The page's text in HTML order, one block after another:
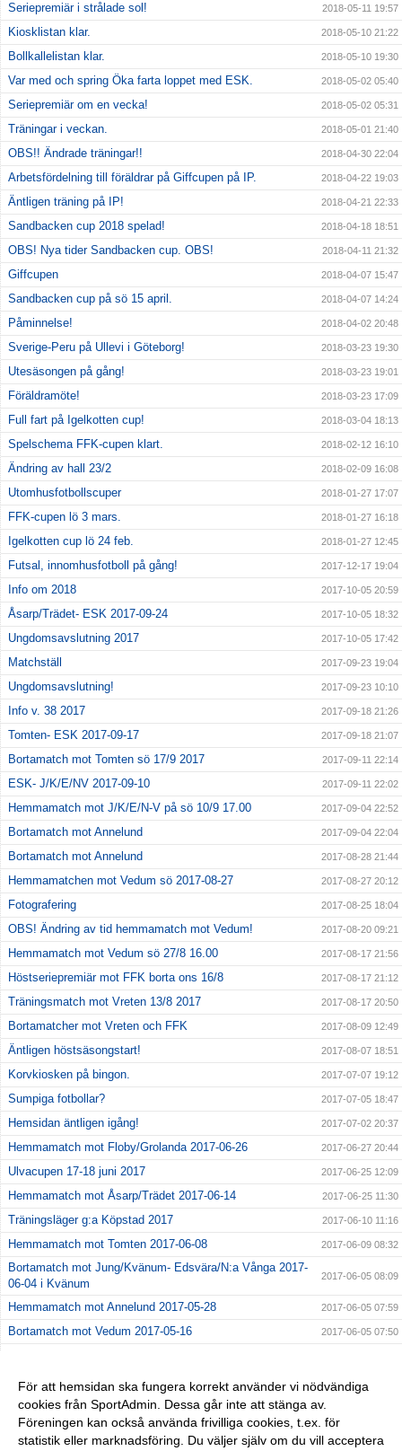
Seriepremiär i strålade sol! 2018-05-11 19:57
Kiosklistan klar. 2018-05-10 21:22
Bollkallelistan klar. 2018-05-10 19:30
Var med och spring Öka farta loppet med ESK. 2018-05-02 05:40
Seriepremiär om en vecka! 2018-05-02 05:31
Träningar i veckan. 2018-05-01 21:40
OBS!! Ändrade träningar!! 2018-04-30 22:04
Arbetsfördelning till föräldrar på Giffcupen på IP. 2018-04-22 19:03
Äntligen träning på IP! 2018-04-21 22:33
Sandbacken cup 2018 spelad! 2018-04-18 18:51
OBS! Nya tider Sandbacken cup. OBS! 2018-04-11 21:32
Giffcupen 2018-04-07 15:47
Sandbacken cup på sö 15 april. 2018-04-07 14:24
Påminnelse! 2018-04-02 20:48
Sverige-Peru på Ullevi i Göteborg! 2018-03-23 19:30
Utesäsongen på gång! 2018-03-23 19:01
Föräldramöte! 2018-03-23 17:09
Full fart på Igelkotten cup! 2018-03-04 18:13
Spelschema FFK-cupen klart. 2018-02-12 16:10
Ändring av hall 23/2 2018-02-09 16:08
Utomhusfotbollscuper 2018-01-27 17:07
FFK-cupen lö 3 mars. 2018-01-27 16:18
Igelkotten cup lö 24 feb. 2018-01-27 12:45
Futsal, innomhusfotboll på gång! 2017-12-17 19:04
Info om 2018 2017-10-05 20:59
Åsarp/Trädet- ESK 2017-09-24 2017-10-05 18:32
Ungdomsavslutning 2017 2017-10-05 17:42
Matchställ 2017-09-23 19:04
Ungdomsavslutning! 2017-09-23 10:10
Info v. 38 2017 2017-09-18 21:26
Tomten- ESK 2017-09-17 2017-09-18 21:07
Bortamatch mot Tomten sö 17/9 2017 2017-09-11 22:14
ESK- J/K/E/NV 2017-09-10 2017-09-11 22:02
Hemmamatch mot J/K/E/N-V på sö 10/9 17.00 2017-09-04 22:52
Bortamatch mot Annelund 2017-09-04 22:04
Bortamatch mot Annelund 2017-08-28 21:44
Hemmamatchen mot Vedum sö 2017-08-27 2017-08-27 20:12
Fotografering 2017-08-25 18:04
OBS! Ändring av tid hemmamatch mot Vedum! 2017-08-20 09:21
Hemmamatch mot Vedum sö 27/8 16.00 2017-08-17 21:56
Höstseriepremiär mot FFK borta ons 16/8 2017-08-17 21:12
Träningsmatch mot Vreten 13/8 2017 2017-08-17 20:50
Bortamatcher mot Vreten och FFK 2017-08-09 12:49
Äntligen höstsäsongstart! 2017-08-07 18:51
Korvkiosken på bingon. 2017-07-07 19:12
Sumpiga fotbollar? 2017-07-05 18:47
Hemsidan äntligen igång! 2017-07-02 20:37
Hemmamatch mot Floby/Grolanda 2017-06-26 2017-06-27 20:44
Ulvacupen 17-18 juni 2017 2017-06-25 12:09
Hemmamatch mot Åsarp/Trädet 2017-06-14 2017-06-25 11:30
Träningsläger g:a Köpstad 2017 2017-06-10 11:16
Hemmamatch mot Tomten 2017-06-08 2017-06-09 08:32
Bortamatch mot Jung/Kvänum- Edsvära/N:a Vånga 2017-
06-04 i Kvänum
2017-06-05 08:09
Hemmamatch mot Annelund 2017-05-28 2017-06-05 07:59
Bortamatch mot Vedum 2017-05-16 2017-06-05 07:50
Seriepremiär! 2017-05-03 i Grolanda 2017-06-05 07:27
Giffcupen 2017-04-29 2017-06-04 11:52
Sandbacken Cup 2017-04-17 2017-04-19 21:23
För att hemsidan ska fungera korrekt använder vi nödvändiga
cookies från SportAdmin. Dessa går inte att stänga av.
Föreningen kan också använda frivilliga cookies, t.ex. för
statistik eller marknadsföring. Du väljer själv om du vill acceptera